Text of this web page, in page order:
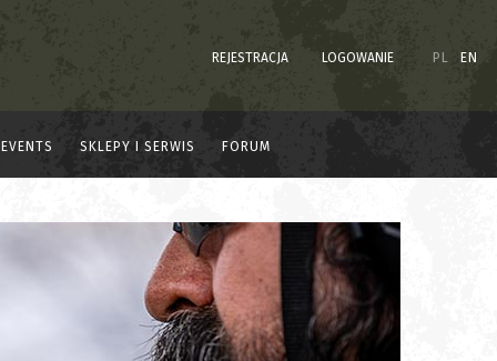
REJESTRACJA LOGOWANIE PL EN
EVENTS SKLEPY I SERWIS FORUM